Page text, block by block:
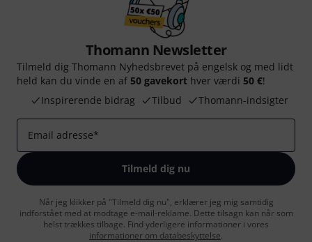
Thomann Newsletter
Tilmeld dig Thomann Nyhedsbrevet på engelsk og med lidt
held kan du vinde en af 50 gavekort hver værdi 50 €!
Inspirerende bidrag
Tilbud Thomann-indsigter
Email adresse*
Tilmeld dig nu
Når jeg klikker på "Tilmeld dig nu", erklærer jeg mig samtidig
indforstået med at modtage e-mail-reklame. Dette tilsagn kan når som
helst trækkes tilbage. Find yderligere informationer i vores
informationer om databeskyttelse.